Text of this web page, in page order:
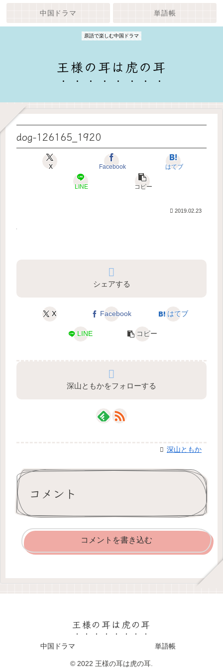
原語で楽しむ中国ドラマ
王様の耳は虎の耳
中国ドラマ 単語帳
dog-126165_1920
X Facebook はてブ
LINE コピー
2019.02.23
シェアする
X Facebook はてブ
LINE コピー
深山ともかをフォローする
深山ともか
コメント
コメントを書き込む
王様の耳は虎の耳
中国ドラマ 単語帳
© 2022 王様の耳は虎の耳.